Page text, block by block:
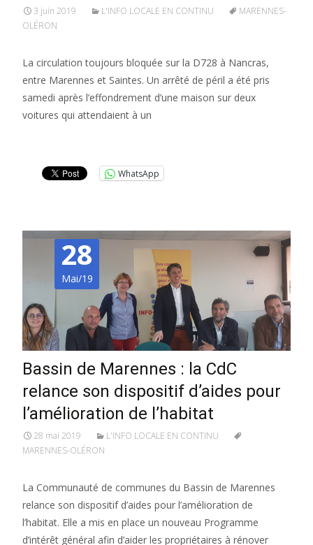
3 juin 2019 L'INFO LOCALE EN CONTINU
MARENNES-
OLÉRON
La circulation toujours bloquée sur la D728 à Nancras,
entre Marennes et Saintes. Un arrêté de péril a été pris
samedi après l’effondrement d’une maison sur deux
voitures qui attendaient à un
WhatsApp
28
Mai/19
Bassin de Marennes : la CdC
relance son dispositif d’aides pour
l’amélioration de l’habitat
28 mai 2019
L'INFO LOCALE EN CONTINU
MARENNES-OLÉRON
La Communauté de communes du Bassin de Marennes
relance son dispositif d’aides pour l’amélioration de
l’habitat. Elle a mis en place un nouveau Programme
d’intérêt général afin d’aider les propriétaires à rénover